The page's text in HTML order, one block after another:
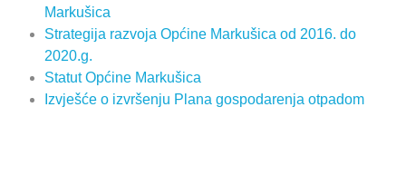
Markušica
Strategija razvoja Općine Markušica od 2016. do
2020.g.
Statut Općine Markušica
Izvješće o izvršenju Plana gospodarenja otpadom